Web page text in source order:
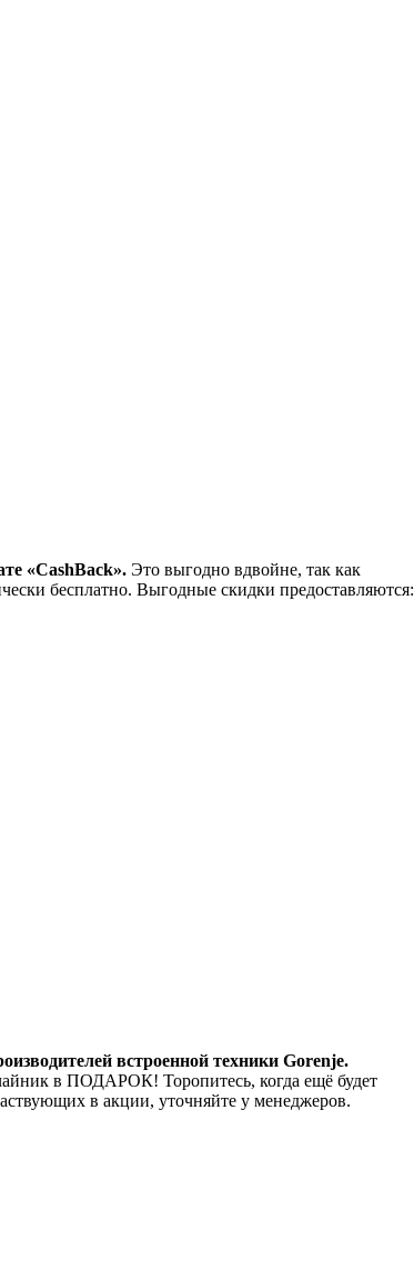
«CashBack». Это выгодно вдвойне, так как
бесплатно. Выгодные скидки предоставляются:
встроенной техники Gorenje.
в ПОДАРОК! Торопитесь, когда ещё будет
в акции, уточняйте у менеджеров.